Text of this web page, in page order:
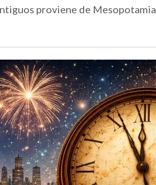
proviene de Mesopotamia